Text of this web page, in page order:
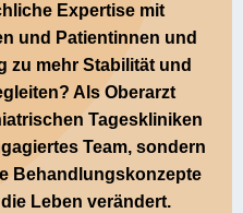
Expertise mit
und Patientinnen und
zu mehr Stabilität und
Als Oberarzt
Tageskliniken
Team, sondern
Behandlungskonzepte
Leben verändert.